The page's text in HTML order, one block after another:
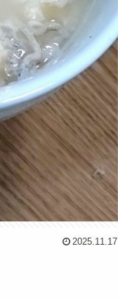
2025.11.17